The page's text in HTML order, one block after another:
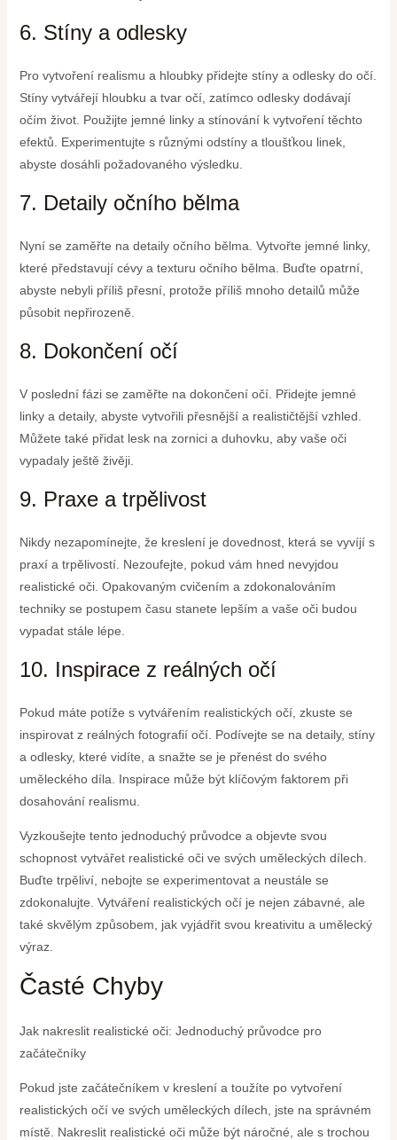
6. Stíny a odlesky
Pro vytvoření realismu a hloubky přidejte stíny a odlesky do očí.
Stíny vytvářejí hloubku a tvar očí, zatímco odlesky dodávají
očím život. Použijte jemné linky a stínování k vytvoření těchto
efektů. Experimentujte s různými odstíny a tloušťkou linek,
abyste dosáhli požadovaného výsledku.
7. Detaily očního bělma
Nyní se zaměřte na detaily očního bělma. Vytvořte jemné linky,
které představují cévy a texturu očního bělma. Buďte opatrní,
abyste nebyli příliš přesní, protože příliš mnoho detailů může
působit nepřirozeně.
8. Dokončení očí
V poslední fázi se zaměřte na dokončení očí. Přidejte jemné
linky a detaily, abyste vytvořili přesnější a realističtější vzhled.
Můžete také přidat lesk na zornici a duhovku, aby vaše oči
vypadaly ještě živěji.
9. Praxe a trpělivost
Nikdy nezapomínejte, že kreslení je dovednost, která se vyvíjí s
praxí a trpělivostí. Nezoufejte, pokud vám hned nevyjdou
realistické oči. Opakovaným cvičením a zdokonalováním
techniky se postupem času stanete lepším a vaše oči budou
vypadat stále lépe.
10. Inspirace z reálných očí
Pokud máte potíže s vytvářením realistických očí, zkuste se
inspirovat z reálných fotografií očí. Podívejte se na detaily, stíny
a odlesky, které vidíte, a snažte se je přenést do svého
uměleckého díla. Inspirace může být klíčovým faktorem při
dosahování realismu.
Vyzkoušejte tento jednoduchý průvodce a objevte svou
schopnost vytvářet realistické oči ve svých uměleckých dílech.
Buďte trpěliví, nebojte se experimentovat a neustále se
zdokonalujte. Vytváření realistických očí je nejen zábavné, ale
také skvělým způsobem, jak vyjádřit svou kreativitu a umělecký
výraz.
Časté Chyby
Jak nakreslit realistické oči: Jednoduchý průvodce pro
začátečníky
Pokud jste začátečníkem v kreslení a toužíte po vytvoření
realistických očí ve svých uměleckých dílech, jste na správném
místě. Nakreslit realistické oči může být náročné, ale s trochou